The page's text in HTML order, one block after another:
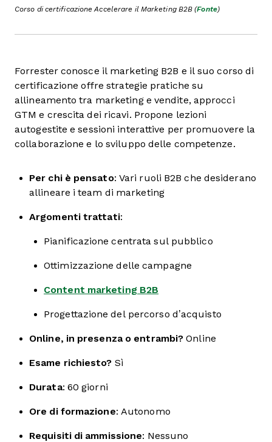
Corso di certificazione Accelerare il Marketing B2B (Fonte)
Forrester conosce il marketing B2B e il suo corso di
certificazione offre strategie pratiche su
allineamento tra marketing e vendite, approcci
GTM e crescita dei ricavi. Propone lezioni
autogestite e sessioni interattive per promuovere la
collaborazione e lo sviluppo delle competenze.
Per chi è pensato: Vari ruoli B2B che desiderano
allineare i team di marketing
Argomenti trattati:
Pianificazione centrata sul pubblico
Ottimizzazione delle campagne
Content marketing B2B
Progettazione del percorso d’acquisto
Online, in presenza o entrambi? Online
Esame richiesto? Sì
Durata: 60 giorni
Ore di formazione: Autonomo
Requisiti di ammissione: Nessuno